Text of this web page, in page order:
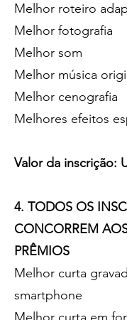
Melhor roteiro
Melhor fotografia
Melhor som
Melhor música
Melhor cenografia
Melhores efeitos
Valor da inscrição:
4. TODOS OS
CONCORREM
PRÊMIOS
Melhor curta
smartphone